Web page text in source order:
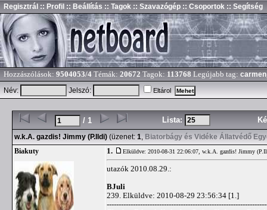
Regisztrál :: Profil :: Beállítás :: Tagok :: Szavazógép :: Csoportok :: Segítség
Hozzászólások: 9504053/4 Témák: 20672 Tagok: 113768 Legújabb tag:
Név:
Jelszó: Eltárol
/ 1 Lista:
w.k.A. gazdis! Jimmy (P.Ildi) (üzenet: 1, Biatorbágy és Vidéke Állatvédő
Biakuty 1. Elküldve: 2010-08-31 22:06:07, w.k.A. gazdis! Jimmy
utazók 2010.08.29.:
BJuli
239. Elküldve: 2010-08-29 23:56:34 [1.]